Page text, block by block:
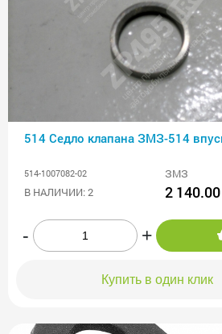
514 Седло клапана ЗМЗ-514
514-1007082-02
ЗМЗ
В НАЛИЧИИ: 2
2
- +
Купить в один клик